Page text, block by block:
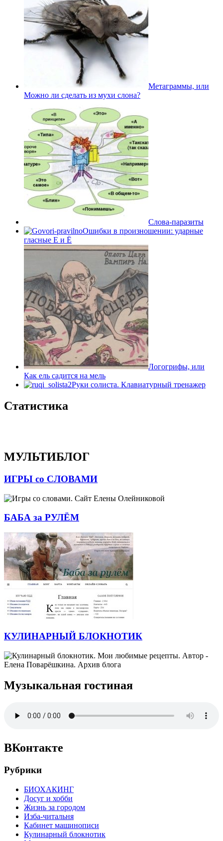
Метаграммы, или
Можно ли сделать из мухи слона?
Слова-паразиты
Ошибки в произношении: ударные
гласные Е и Ё
Логогрифы, или
Как ель садится на мель
Руки солиста. Клавиатурный тренажер
Статистика
МУЛЬТИБЛОГ
ИГРЫ со СЛОВАМИ
БАБА за РУЛЁМ
КУЛИНАРНЫЙ БЛОКНОТИК
Музыкальная гостиная
ВКонтакте
Рубрики
БИОХАКИНГ
Досуг и хобби
Жизнь за городом
Изба-читальня
Кабинет машинописи
Кулинарный блокнотик